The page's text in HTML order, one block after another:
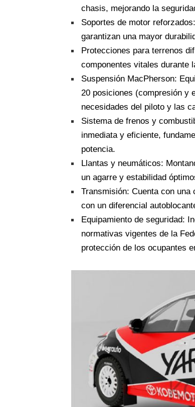
chasis, mejorando la
Soportes de motor
garantizan una mayor
Protecciones para terrenos
componentes vitales durante
Suspensión MacPherson:
20 posiciones (compresión y
necesidades del piloto y las
Sistema de frenos y
inmediata y eficiente,
potencia.
Llantas y neumáticos:
un agarre y estabilidad
Transmisión: Cuenta con
con un diferencial
Equipamiento de seguridad:
normativas vigentes de la
protección de los ocupantes